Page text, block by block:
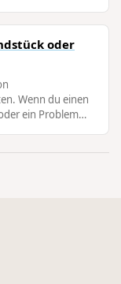
oder
Wenn du einen
ein Problem